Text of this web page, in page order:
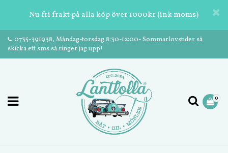
Nu fri frakt på alla köp över 1000kr (ink moms)
0735-391938, Måndag-torsdag 8:30-12:00- Sommarlovstider så
skicka ett sms så ringer jag upp!
0